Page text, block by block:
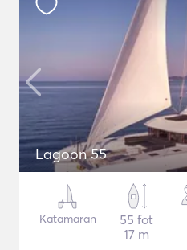
Lagoon 55
Katamaran
55 fot
17 m